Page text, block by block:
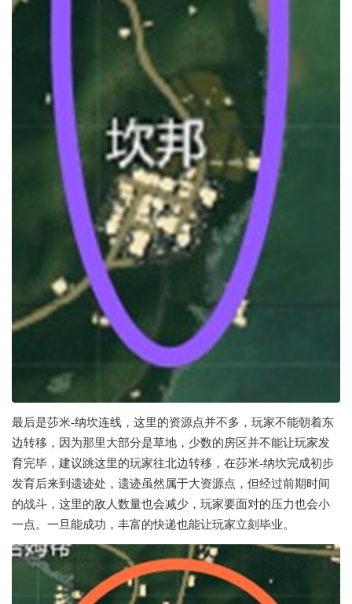
最后是莎米-纳坎连线，这里的资源点并不多，玩家不能朝着东
边转移，因为那里大部分是草地，少数的房区并不能让玩家发
育完毕，建议跳这里的玩家往北边转移，在莎米-纳坎完成初步
发育后来到遗迹处，遗迹虽然属于大资源点，但经过前期时间
的战斗，这里的敌人数量也会减少，玩家要面对的压力也会小
一点。一旦能成功，丰富的快递也能让玩家立刻毕业。